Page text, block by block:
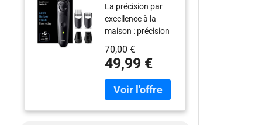
BT5430,
Tondeuse
Pour Hommes
Avec Outils De
Stylisation,
100 Minutes
D’autonomie
La précision par
excellence à la
maison : précision
à chaque passage
et parfaite maîtrise
avec la tondeuse à
barbe Series 5 de
Braun et parfaite
70,00 €
49,99 €